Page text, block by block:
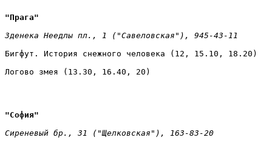
"Прага"
Зденека Неедлы пл., 1 ("Савеловская"), 945-43-11
Бигфут. История снежного человека (12, 15.10, 18.20)
Логово змея (13.30, 16.40, 20)
"София"
Сиреневый бр., 31 ("Щелковская"), 163-83-20